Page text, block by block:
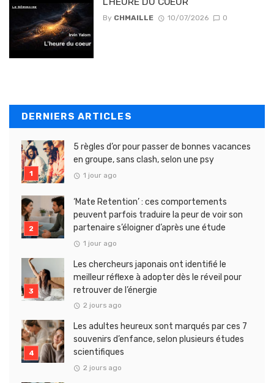
By CHMAILLE 10/07/2026 0
DERNIERS ARTICLES
5 règles d’or pour passer de bonnes vacances
en groupe, sans clash, selon une psy
1 jour ago
‘Mate Retention’ : ces comportements
peuvent parfois traduire la peur de voir son
partenaire s’éloigner d’après une étude
1 jour ago
Les chercheurs japonais ont identifié le
meilleur réflexe à adopter dès le réveil pour
retrouver de l’énergie
2 jours ago
Les adultes heureux sont marqués par ces 7
souvenirs d’enfance, selon plusieurs études
scientifiques
2 jours ago